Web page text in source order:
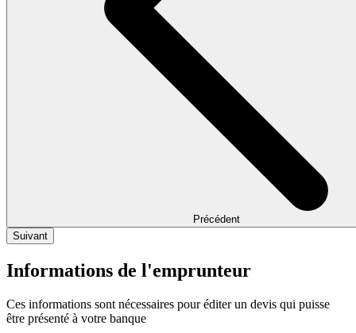
Précédent
Suivant
Informations de l'emprunteur
Ces informations sont nécessaires pour éditer un devis qui puisse
être présenté à votre banque